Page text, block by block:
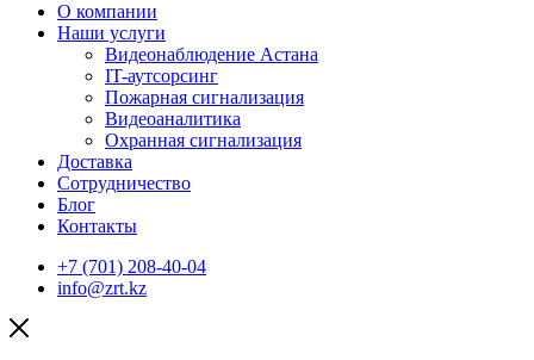
О компании
Наши услуги
Видеонаблюдение Астана
IT-аутсорсинг
Пожарная сигнализация
Видеоаналитика
Охранная сигнализация
Доставка
Сотрудничество
Блог
Контакты
+7 (701) 208-40-04
info@zrt.kz